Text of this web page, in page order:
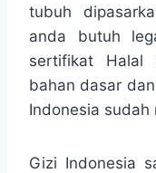
tubuh
anda butuh
sertifikat Halal
bahan dasar
Indonesia
Gizi Indonesia